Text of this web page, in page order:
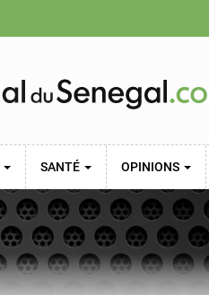
SANTÉ OPINIONS